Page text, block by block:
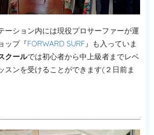
ーション内には現役プロサーファーが運
ップ『FORWARD SURF』も入っていま
クールでは初心者から中上級者までレベ
スンを受けることができます(２日前ま